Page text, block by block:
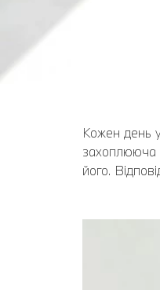
Кожен день
захоплююча
його.